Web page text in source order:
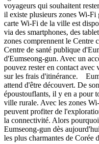
voyageurs qui souhaitent
il existe plusieurs zones Wi-Fi
carte Wi-Fi de la ville est
via des smartphones, des
zones comprennent le Centre
Centre de santé publique
d'Eumseong-gun. Avec un
pouvez rester en contact avec
sur les frais d'itinérance.
attend d'être découvert. De
époustouflants, il y en a pour
ville rurale. Avec les zones
peuvent profiter de
la connectivité. Alors
Eumseong-gun dès
les plus charmantes de Corée